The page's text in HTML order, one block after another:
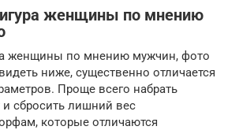
женщины по мнению
женщины по мнению мужчин, фото
ниже, существенно отличается
Проще всего набрать
сбросить лишний вес
которые отличаются